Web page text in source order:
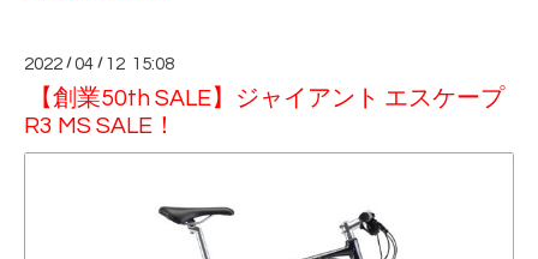
2022 /04 / 12 15:08
【創業50th SALE】ジャイアント エスケープ
R3 MS SALE！